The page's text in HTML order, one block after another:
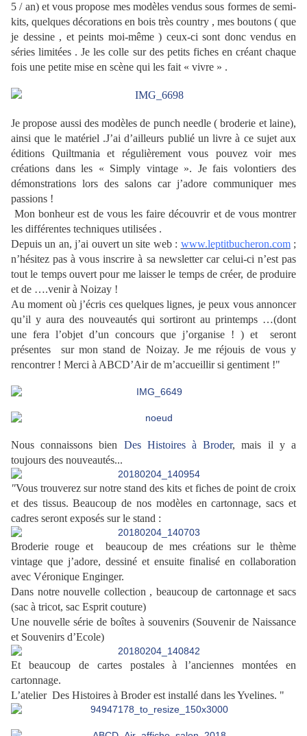
5 / an) et vous propose mes modèles vendus sous formes de semi-
kits, quelques décorations en bois très country , mes boutons ( que
je dessine , et peints moi-même ) ceux-ci sont donc vendus en
séries limitées . Je les colle sur des petits fiches en créant chaque
fois une petite mise en scène qui les fait « vivre » .
Je propose aussi des modèles de punch needle ( broderie et laine),
ainsi que le matériel .J’ai d’ailleurs publié un livre à ce sujet aux
éditions Quiltmania et régulièrement vous pouvez voir mes
créations dans les « Simply vintage ». Je fais volontiers des
démonstrations lors des salons car j’adore communiquer mes
passions !
Mon bonheur est de vous les faire découvrir et de vous montrer
les différentes techniques utilisées .
Depuis un an, j’ai ouvert un site web : www.leptitbucheron.com;
n’hésitez pas à vous inscrire à sa newsletter car celui-ci n’est pas
tout le temps ouvert pour me laisser le temps de créer, de produire
et de ….venir à Noizay !
Au moment où j’écris ces quelques lignes, je peux vous annoncer
qu’il y aura des nouveautés qui sortiront au printemps …(dont
une fera l’objet d’un concours que j’organise ! ) et seront
présentes sur mon stand de Noizay. Je me réjouis de vous y
rencontrer ! Merci à ABCD’Air de m’accueillir si gentiment !"
Nous connaissons bien Des Histoires à Broder, mais il y a
toujours des nouveautés...
"Vous trouverez sur notre stand des kits et fiches de point de croix
et des tissus. Beaucoup de nos modèles en cartonnage, sacs et
cadres seront exposés sur le stand :
Broderie rouge et beaucoup de mes créations sur le thème
vintage que j’adore, dessiné et ensuite finalisé en collaboration
avec Véronique Enginger.
Dans notre nouvelle collection , beaucoup de cartonnage et sacs
(sac à tricot, sac Esprit couture)
Une nouvelle série de boîtes à souvenirs (Souvenir de Naissance
et Souvenirs d’Ecole)
Et beaucoup de cartes postales à l’anciennes montées en
cartonnage.
L’atelier Des Histoires à Broder est installé dans les Yvelines. "